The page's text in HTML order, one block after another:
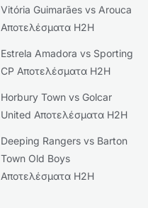
Vitória Guimarães vs Arouca
Αποτελέσματα H2H
Estrela Amadora vs Sporting
CP Αποτελέσματα H2H
Horbury Town vs Golcar
United Αποτελέσματα H2H
Deeping Rangers vs Barton
Town Old Boys
Αποτελέσματα H2H